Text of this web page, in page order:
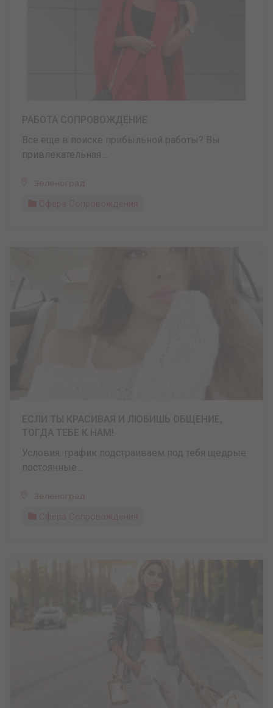
Все еще в поиске прибыльной работы? Вы
привлекательная ...
Зеленоград
Сфера Сопровождения
Условия: график подстраиваем под тебя щедрые
постоянные ...
Зеленоград
Сфера Сопровождения